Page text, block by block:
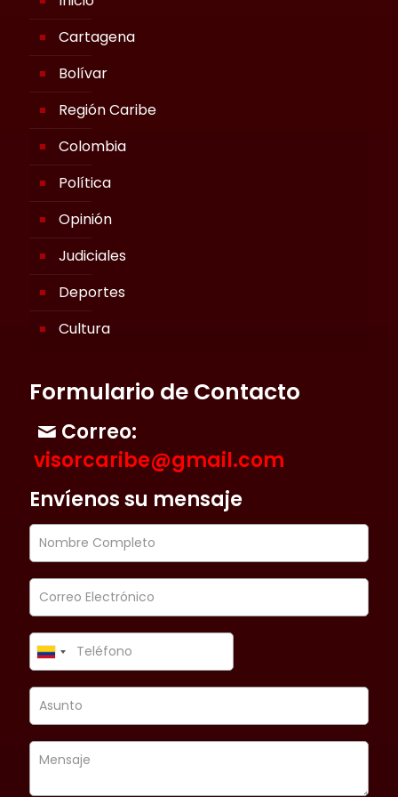
Cartagena
Bolívar
Región Caribe
Colombia
Política
Opinión
Judiciales
Deportes
Cultura
Formulario de Contacto
Correo:
visorcaribe@gmail.com
Envíenos su mensaje